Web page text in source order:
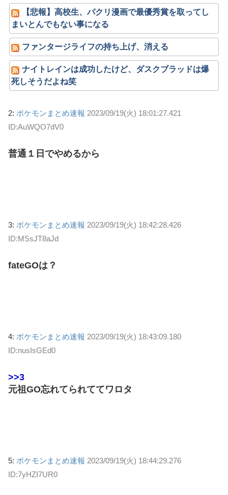
【悲報】高校生、パクリ漫画で最優秀賞を取ってし
まいとんでもない事になる
ファンタージライフの持ち上げ、消える
ナイトレインは成功したけど、ダスクブラッドは爆
死しそうだよね笑
2: ポケモンまとめ速報 2023/09/19(火) 18:01:27.421
ID:AuWQO7dV0
普通１日でやめるから
3: ポケモンまとめ速報 2023/09/19(火) 18:42:28.426
ID:MSsJT8aJd
fateGOは？
4: ポケモンまとめ速報 2023/09/19(火) 18:43:09.180
ID:nusIsGEd0
>>3
元祖GO忘れてられててワロタ
5: ポケモンまとめ速報 2023/09/19(火) 18:44:29.276
ID:7yHZI7UR0